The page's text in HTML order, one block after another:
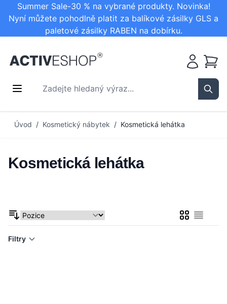
Summer Sale-30 % na vybrané produkty. Novinka!
Nyní můžete pohodlně platit za balíkové zásilky GLS a
paletové zásilky RABEN na dobírku.
Zadejte hledaný výraz...
Košík
Úvod / Kosmetický nábytek / Kosmetická lehátka
Kosmetická lehátka
MřížkaSeznam
Filtry